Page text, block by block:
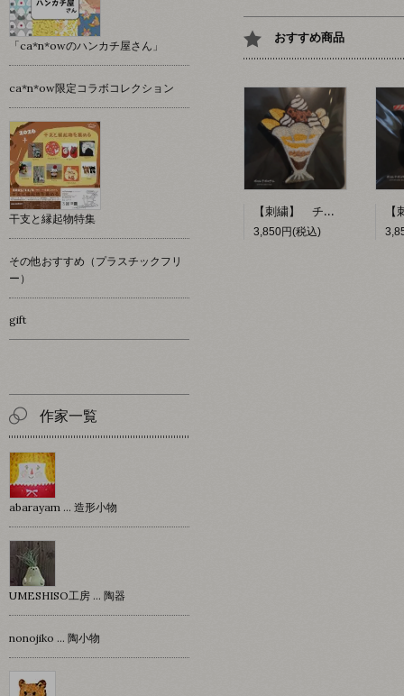
おすすめ商品
【刺繍】 チョコレートパフェ 【ポコルテポコチル】
3,850円(税込)
「ca*n*owのハンカチ屋さん」
ca*n*ow限定コラボコレクション
干支と縁起物特集
その他おすすめ（プラスチックフリ
ー）
gift
作家一覧
abarayam … 造形小物
UMESHISO工房 … 陶器
nonojiko ... 陶小物